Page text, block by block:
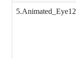
5.Animated_Eye12